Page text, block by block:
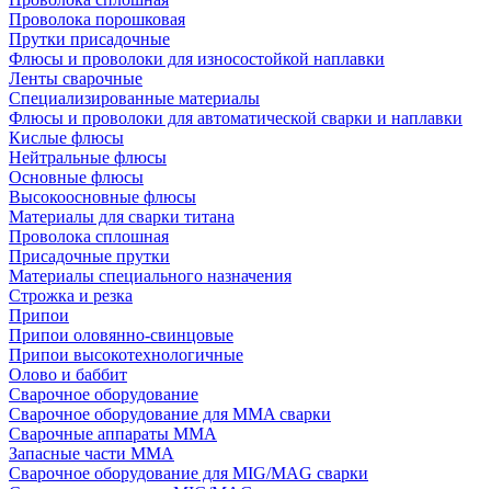
Проволока порошковая
Прутки присадочные
Флюсы и проволоки для износостойкой наплавки
Ленты сварочные
Специализированные материалы
Флюсы и проволоки для автоматической сварки и наплавки
Кислые флюсы
Нейтральные флюсы
Основные флюсы
Высокоосновные флюсы
Материалы для сварки титана
Проволока сплошная
Присадочные прутки
Материалы специального назначения
Строжка и резка
Припои
Припои оловянно-свинцовые
Припои высокотехнологичные
Олово и баббит
Сварочное оборудование
Сварочное оборудование для MMA сварки
Сварочные аппараты MMA
Запасные части MMA
Сварочное оборудование для MIG/MAG сварки